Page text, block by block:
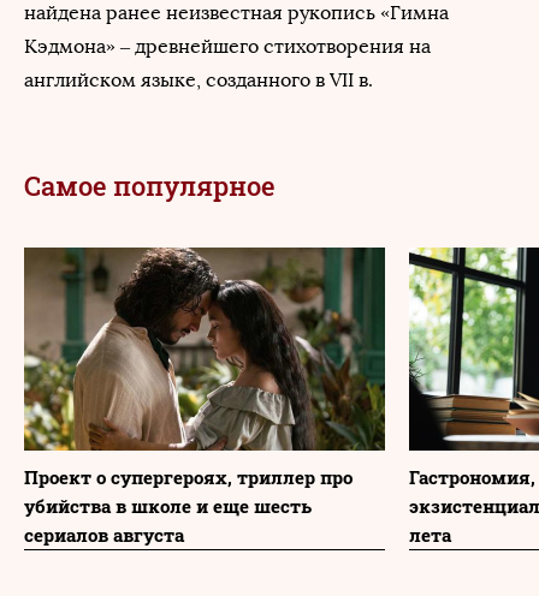
найдена ранее неизвестная рукопись «Гимна
Кэдмона» – древнейшего стихотворения на
английском языке, созданного в VII в.
Самое популярное
Проект о супергероях, триллер про
убийства в школе и еще шесть
сериалов августа
лета